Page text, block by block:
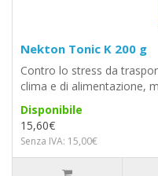
Nekton Tonic K 200 g
Contro lo stress da
clima e di alimentazione,
Disponibile
15,60€
Senza IVA: 15,00€